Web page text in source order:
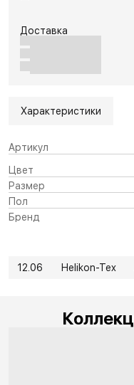
Доставка
Характеристики
Артикул
Цвет
Размер
Пол
Бренд
12.06 Helikon-Tex